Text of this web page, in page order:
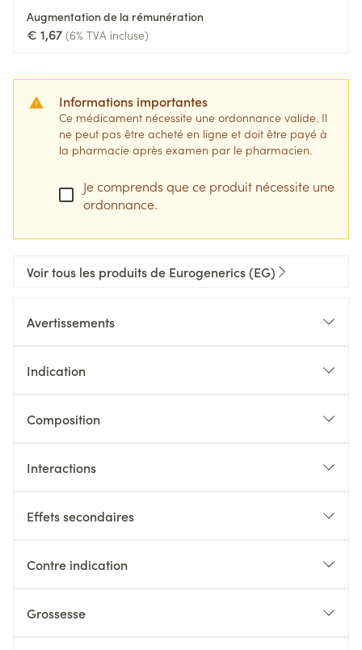
Augmentation de la rémunération
€ 1,67 (6% TVA incluse)
Informations importantes
Ce médicament nécessite une ordonnance valide. Il
ne peut pas être acheté en ligne et doit être payé à
la pharmacie après examen par le pharmacien.
Je comprends que ce produit nécessite une
ordonnance.
Voir tous les produits de Eurogenerics (EG)
Avertissements
Indication
Composition
Interactions
Effets secondaires
Contre indication
Grossesse